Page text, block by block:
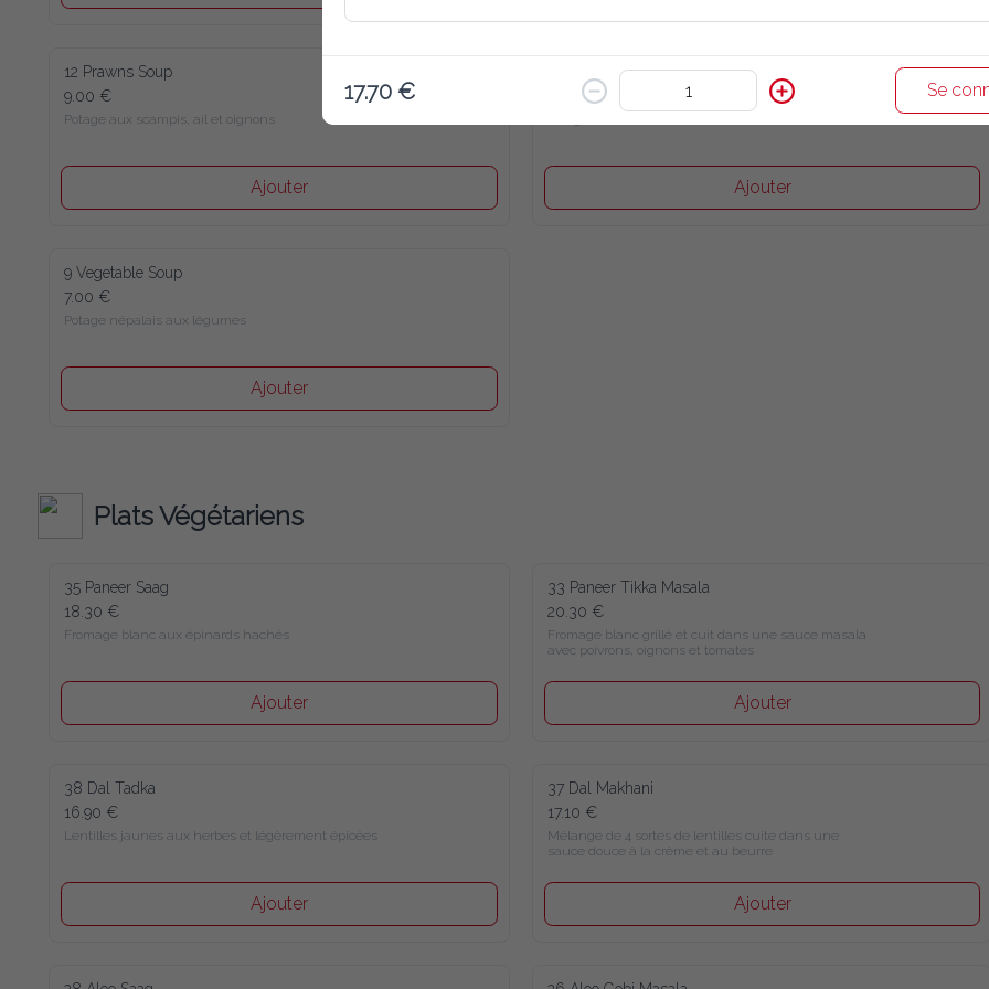
12 Prawns Soup
9.00 €
Potage aux scampis, ail et oignons
Ajouter
8 Dal Soup
7.00 €
Ajouter
9 Vegetable Soup
7.00 €
Potage népalais aux légumes
Ajouter
Plats Végétariens
35 Paneer Saag
18.30 €
Fromage blanc aux épinards hachés
Ajouter
33 Paneer Tikka Masala
20.30 €
Fromage blanc grillé et cuit dans une sauce masala
avec poivrons, oignons et tomates
Ajouter
38 Dal Tadka
16.90 €
Lentilles jaunes aux herbes et légèrement épicées
Ajouter
37 Dal Makhani
17.10 €
Mélange de 4 sortes de lentilles cuite dans une
sauce douce à la crème et au beurre
Ajouter
17.70 € Se